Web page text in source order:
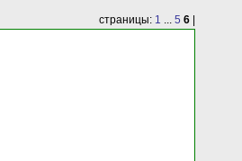
страницы: 1 ... 5 6